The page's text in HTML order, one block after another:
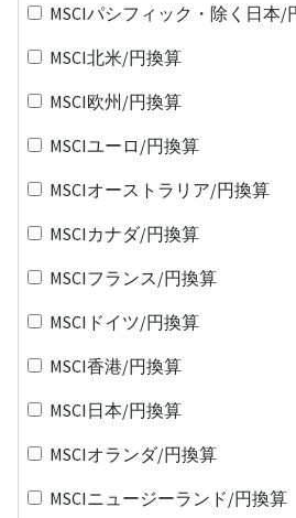
MSCIパシフィック・除く日本/
MSCI北米/円換算
MSCI欧州/円換算
MSCIユーロ/円換算
MSCIオーストラリア/円換算
MSCIカナダ/円換算
MSCIフランス/円換算
MSCIドイツ/円換算
MSCI香港/円換算
MSCI日本/円換算
MSCIオランダ/円換算
MSCIニュージーランド/円換算